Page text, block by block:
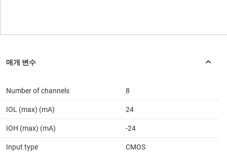
Number of channels 8
IOL (max) (mA) 24
IOH (max) (mA) -24
Input type CMOS